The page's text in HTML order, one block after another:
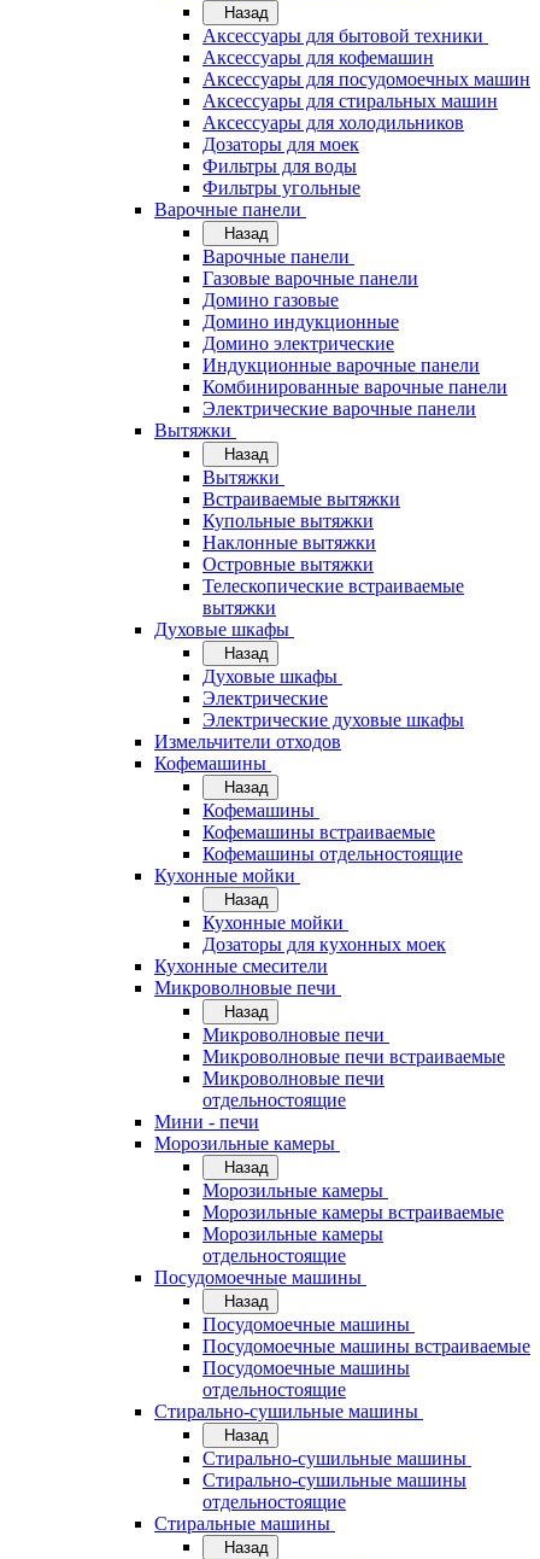
Назад
Аксессуары для бытовой техники
Аксессуары для кофемашин
Аксессуары для посудомоечных машин
Аксессуары для стиральных машин
Аксессуары для холодильников
Дозаторы для моек
Фильтры для воды
Фильтры угольные
Варочные панели
Назад
Варочные панели
Газовые варочные панели
Домино газовые
Домино индукционные
Домино электрические
Индукционные варочные панели
Комбинированные варочные панели
Электрические варочные панели
Вытяжки
Назад
Вытяжки
Встраиваемые вытяжки
Купольные вытяжки
Наклонные вытяжки
Островные вытяжки
Телескопические встраиваемые
вытяжки
Духовые шкафы
Назад
Духовые шкафы
Электрические
Электрические духовые шкафы
Измельчители отходов
Кофемашины
Назад
Кофемашины
Кофемашины встраиваемые
Кофемашины отдельностоящие
Кухонные мойки
Назад
Кухонные мойки
Дозаторы для кухонных моек
Кухонные смесители
Микроволновые печи
Назад
Микроволновые печи
Микроволновые печи встраиваемые
Микроволновые печи
отдельностоящие
Мини - печи
Морозильные камеры
Назад
Морозильные камеры
Морозильные камеры встраиваемые
Морозильные камеры
отдельностоящие
Посудомоечные машины
Назад
Посудомоечные машины
Посудомоечные машины встраиваемые
Посудомоечные машины
отдельностоящие
Стирально-сушильные машины
Назад
Стирально-сушильные машины
Стирально-сушильные машины
отдельностоящие
Стиральные машины
Назад